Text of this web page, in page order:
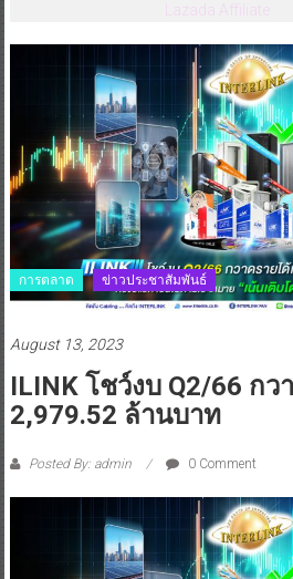
Lazada Affiliate
การตลาด ข่าวประชาสัมพันธ์
August 13, 2023
ILINK โชว์งบ Q2/66 กว
2,979.52 ล้านบาท
Posted By: admin 0 Comment